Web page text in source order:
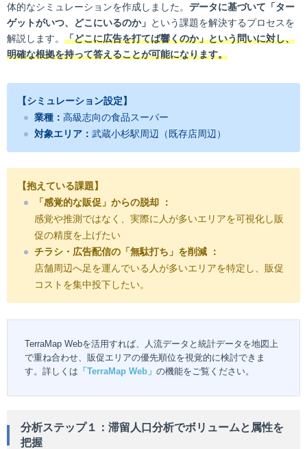
体的なシミュレーションを作成しました。 データに基づいて「ター
ゲットがいつ、どこにいるのか」 という課題を解決するプロセスを
解説します。 「どこに広告を打てば響くのか」という問いに対し、
明確な根拠を持って答えることが可能になります。
【シミュレーション設定】
業種： 高級志向の食品スーパー
対象エリア： 武蔵小杉駅周辺（既存店周辺）
【抱えている課題】
「感覚的な販促」からの脱却 ：
感覚や推測ではなく、実際に人が多いエリアを可視化し販
促の精度を上げたい
チラシ・広告配信の「無駄打ち」を削減 ：
店舗周辺へ足を運んでいる人が多いエリアを特定し、販促
コストを集中投下したい。
TerraMap Webを活用すれば、人流データと統計データを地図上
で重ね合わせ、販促エリアの優先順位を視覚的に検討できま
す。詳しくは 「TerraMap Web」 の機能をご覧ください。
分析ステップ１：滞留人口分析でボリュームと属性を
把握